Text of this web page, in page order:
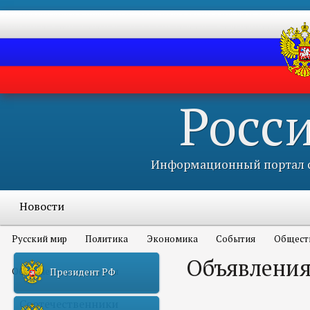
Информационный портал
Новости
Русский мир Политика Экономика События
Объявления и конкурсы
Соотечественники
Президент РФ